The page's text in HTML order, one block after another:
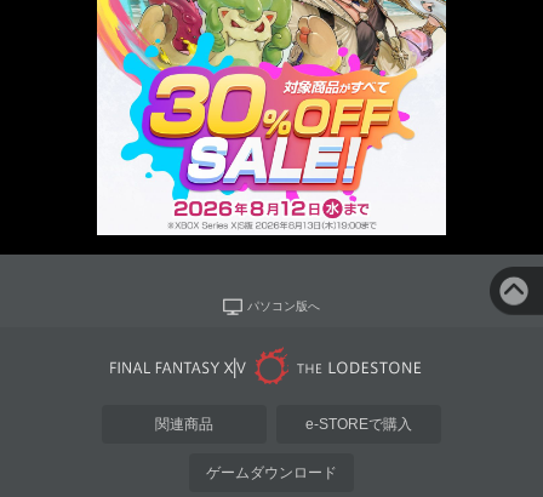
パソコン版へ
関連商品 e-STOREで購入
ゲームダウンロード